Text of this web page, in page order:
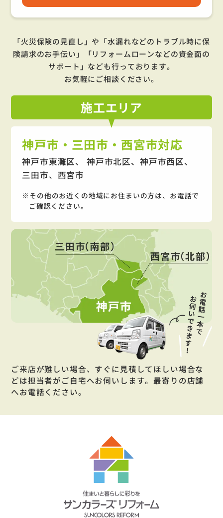
「火災保険の見直し」や「水漏れなどのトラブル時に保
険請求のお手伝い」「リフォームローンなどの資金面の
サポート」 なども行っております。
お気軽にご相談ください。
施工エリア
神戸市・三田市・西宮市対応
神戸市東灘区、 神戸市北区、神戸市西区、
三田市、西宮市
その他のお近くの地域にお住まいの方は、お電話で
ご確認ください。
ご来店が難しい場合、すぐに見積してほしい場合な
どは担当者がご自宅へお伺いします。最寄りの店舗
へお電話ください。